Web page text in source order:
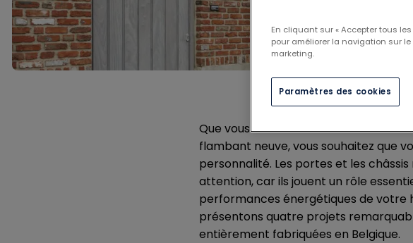
Que vous rénoviez une habitation
flambant neuve, vous souhaitez que
personnalité. Les portes et les
attention, car ils jouent un rôle
performances énergétiques de votre
présentons quatre projets
entièrement fabriquées en Belgique.
En cliquant sur « Accepter tous
pour améliorer la navigation sur
marketing.
Paramètres des cookies